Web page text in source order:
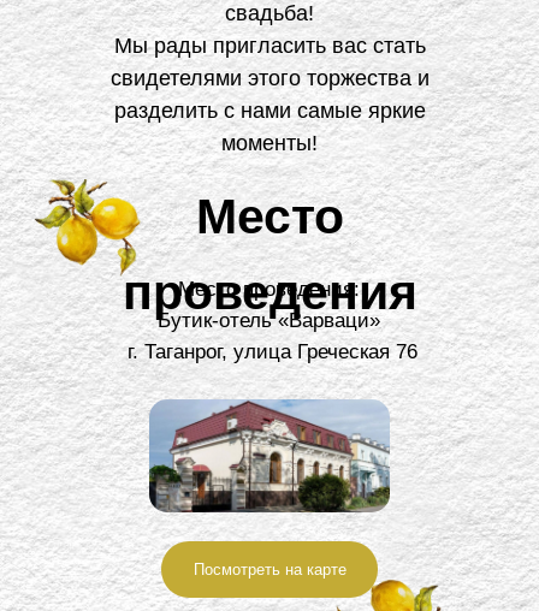
свадьба!
Мы рады пригласить вас стать
свидетелями этого торжества и
разделить с нами самые яркие
моменты!
Место
проведения
Место проведения:
Бутик-отель «Варваци»
г. Таганрог, улица Греческая 76
Посмотреть на карте